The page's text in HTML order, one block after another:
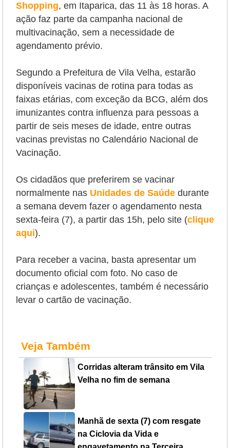
Shopping, em Itaparica, das 11 às 18 horas. A
ação faz parte da campanha nacional de
multivacinação, sem a necessidade de
agendamento prévio.
Segundo a Prefeitura de Vila Velha, estarão
disponíveis vacinas de rotina para todas as
faixas etárias, com exceção da BCG, além dos
imunizantes contra influenza para pessoas a
partir de seis meses de idade, entre outras
vacinas previstas no Calendário Nacional de
Vacinação.
Os cidadãos que preferirem se vacinar
normalmente nas Unidades de Saúde durante
a semana devem fazer o agendamento nesta
sexta-feira (7), a partir das 15h, pelo site (clique
aqui).
Para receber a vacina, basta apresentar um
documento oficial com foto. No caso de
crianças e adolescentes, também é necessário
levar o cartão de vacinação.
Veja Também
Corridas alteram trânsito em Vila
Velha no fim de semana
Manhã de sexta (7) com resgate
na Ciclovia da Vida e